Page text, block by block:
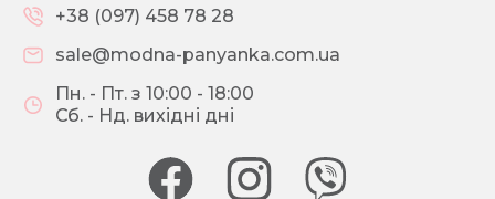
+38 (097) 458 78 28
sale@modna-panyanka.com.ua
Пн. - Пт. з 10:00 - 18:00
Сб. - Нд. вихідні дні